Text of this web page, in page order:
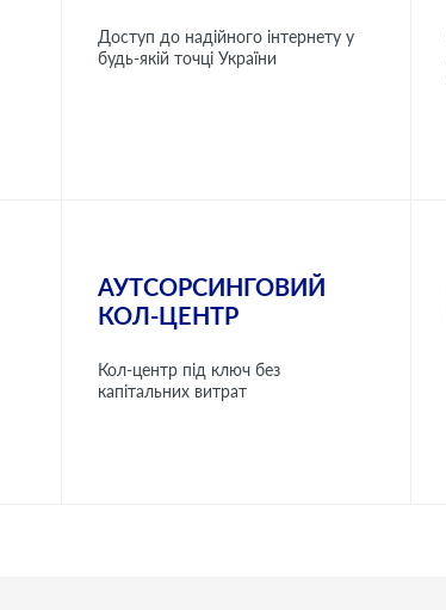
Доступ до надійного інтернету у
будь-якій точці України
АУТСОРСИНГОВИЙ
КОЛ-ЦЕНТР
Кол-центр під ключ без
капітальних витрат